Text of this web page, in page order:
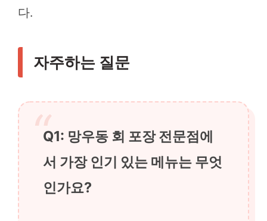
다.
자주하는 질문
Q1: 망우동 회 포장 전문점에
서 가장 인기 있는 메뉴는 무엇
인가요?